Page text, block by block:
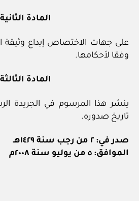
المادة الثانية
على جهات الاختصاص إيداع وثيقة
وفقا لأحكامها.
المادة الثالثة
ينشر هذا المرسوم في الجريدة
تاريخ صدوره.
صدر في: ٢ من رجب سنة ١٤٢٩هـ
الموافق: ٥ من يوليو سنة ٢٠٠٨م